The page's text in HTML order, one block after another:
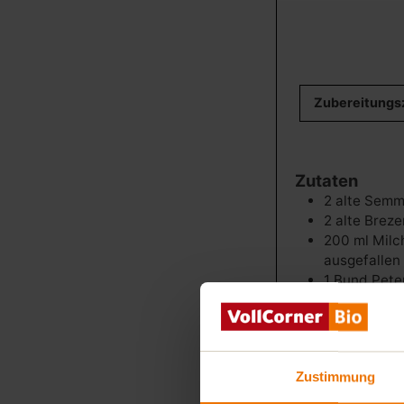
Zustimmung
Zutaten
2 alte
2 alte
200 ml
ausgefallen
1 Bund
1 Zwiebel
Eier
5 Tomaten
1 Paprika